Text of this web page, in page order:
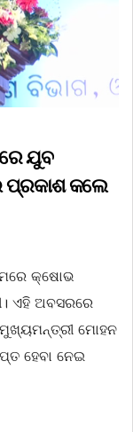
ଯୁବ
ପ୍ରକାଶ କଲେ
କ୍ଷୋଭ
ଏହି ଅବସରରେ
ମୋହନ
ହେବା ନେଇ